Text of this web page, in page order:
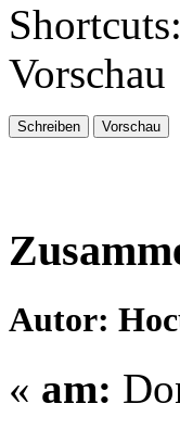
Vorschau
Autor:
« am: